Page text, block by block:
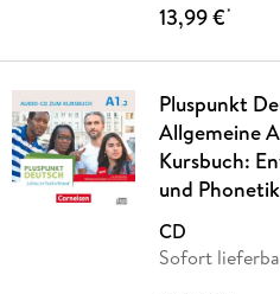
13,99 €*
Pluspunkt
Allgemeine
Kursbuch:
und
CD
Sofort